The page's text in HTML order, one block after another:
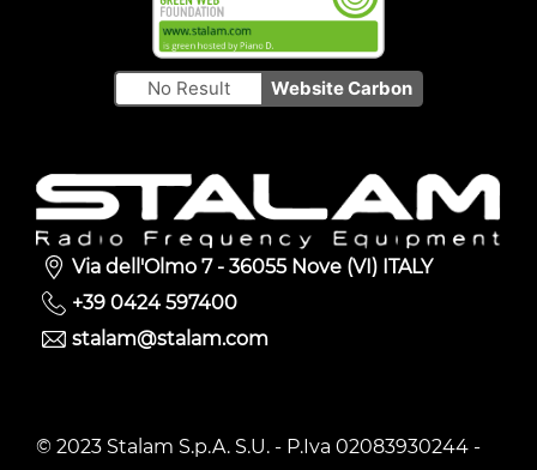
No Result Website Carbon
Via dell'Olmo 7 - 36055 Nove (VI) ITALY
+39 0424 597400
stalam@stalam.com
© 2023 Stalam S.p.A. S.U. - P.Iva 02083930244 -